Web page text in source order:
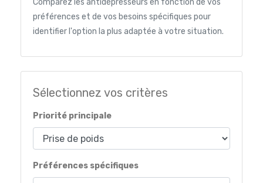
Comparez les antidépresseurs en fonction de vos
préférences et de vos besoins spécifiques pour
identifier l'option la plus adaptée à votre situation.
Sélectionnez vos critères
Priorité principale
Préférences spécifiques